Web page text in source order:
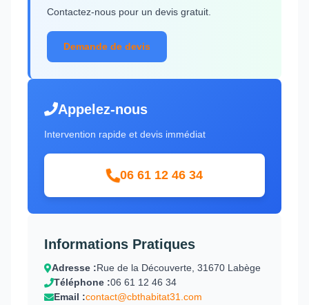
Contactez-nous pour un devis gratuit.
Demande de devis
Appelez-nous
Intervention rapide et devis immédiat
06 61 12 46 34
Informations Pratiques
Adresse :Rue de la Découverte, 31670 Labège
Téléphone :06 61 12 46 34
Email :contact@cbthabitat31.com